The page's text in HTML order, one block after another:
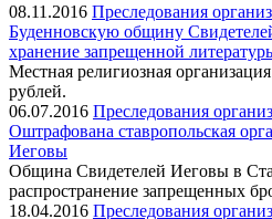
08.11.2016 Преследования
Буденновскую общину
хранение запрещенной
Местная религиозная
рублей.
06.07.2016 Преследования
Оштрафована ставропольская
Иеговы
Община Свидетелей Иеговы в
распространение запрещенных
18.04.2016 Преследования